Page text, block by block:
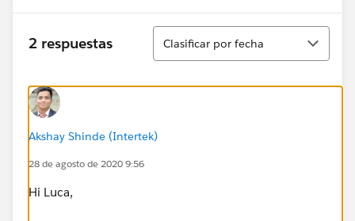
Indirizzo_PEC__c = {!Pec} ()
N_civico__c = {!N_Civico} (null)
2 respuestas
Ordenar
Clasificar por fecha
Akshay Shinde (Intertek)
28 de agosto de 2020 9:56
Hi Luca,